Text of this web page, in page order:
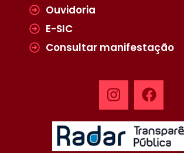
Ouvidoria
E-SIC
Consultar manifestação